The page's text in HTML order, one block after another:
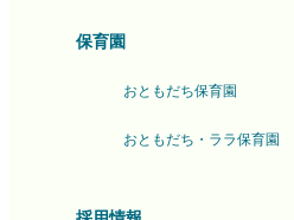
保育園
おともだち保育園
おともだち・ララ保育園